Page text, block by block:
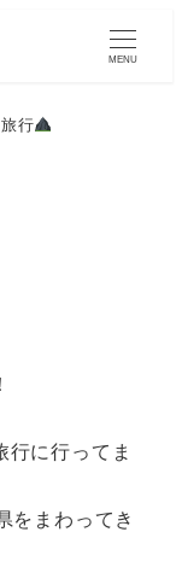
MENU
行
に行ってま
をまわってき